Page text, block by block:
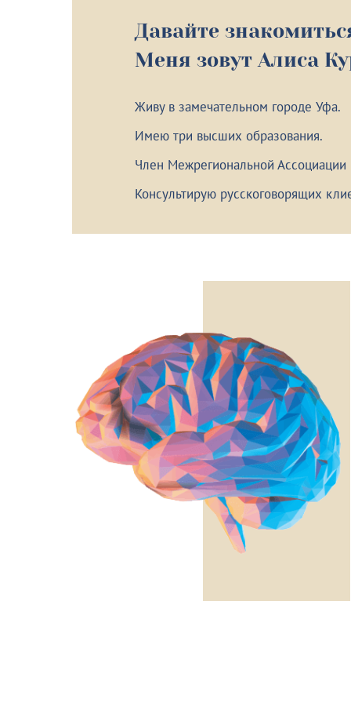
Давайте
Меня зовут Алиса
Живу в замечательном городе Уфа.
Имею три высших образования.
Член Межрегиональной
Консультирую русскоговорящих